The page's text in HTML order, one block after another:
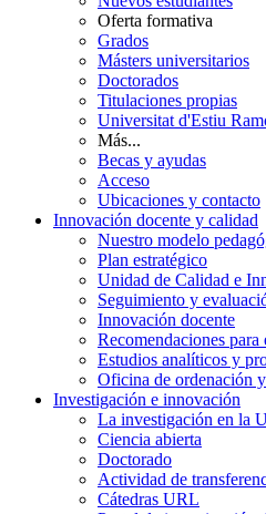
Oferta formativa
Grados
Másters universitarios
Doctorados
Titulaciones propias
Universitat d'Estiu
Más...
Becas y ayudas
Acceso
Ubicaciones y contacto
Innovación docente y calidad
Nuestro modelo
Plan estratégico
Unidad de Calidad e
Seguimiento y
Innovación docente
Recomendaciones
Estudios analíticos y
Oficina de ordenación
Investigación e innovación
La investigación en la
Ciencia abierta
Doctorado
Actividad de
Cátedras URL